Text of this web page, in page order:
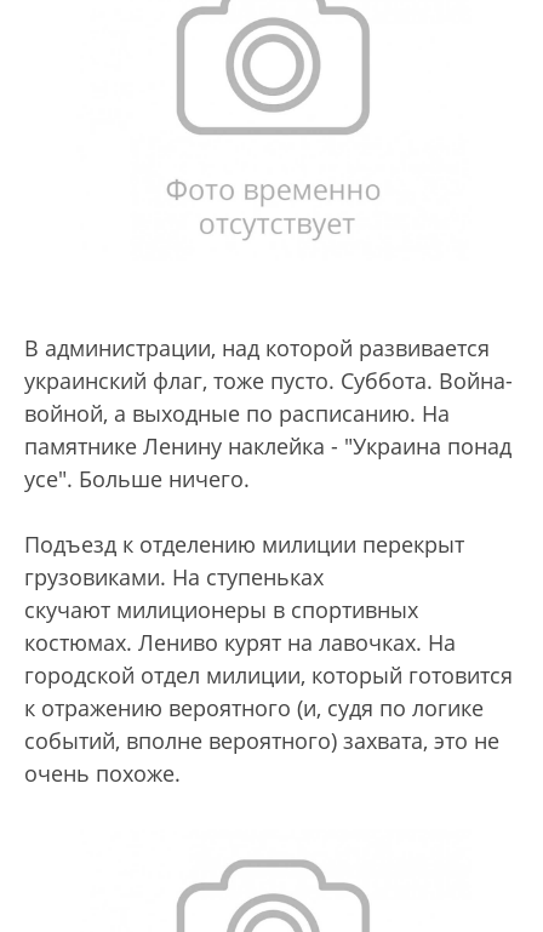
В администрации, над которой развивается
украинский флаг, тоже пусто. Суббота. Война-
войной, а выходные по расписанию. На
памятнике Ленину наклейка - "Украина понад
усе". Больше ничего.
Подъезд к отделению милиции перекрыт
грузовиками. На ступеньках
скучают милиционеры в спортивных
костюмах. Лениво курят на лавочках. На
городской отдел милиции, который готовится
к отражению вероятного (и, судя по логике
событий, вполне вероятного) захвата, это не
очень похоже.